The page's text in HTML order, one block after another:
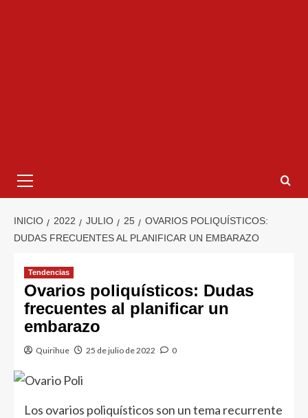
INICIO 2022 JULIO 25
OVARIOS POLIQUÍSTICOS:
DUDAS FRECUENTES AL PLANIFICAR UN EMBARAZO
Tendencias
Ovarios poliquísticos: Dudas
frecuentes al planificar un
embarazo
Quirihue 25 de julio de 2022 0
Los ovarios poliquísticos son un tema recurrente